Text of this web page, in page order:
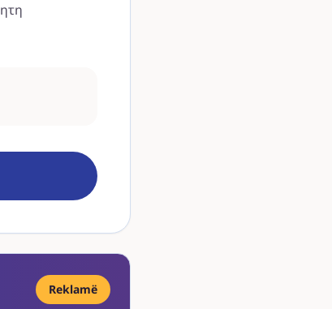
Reklamë